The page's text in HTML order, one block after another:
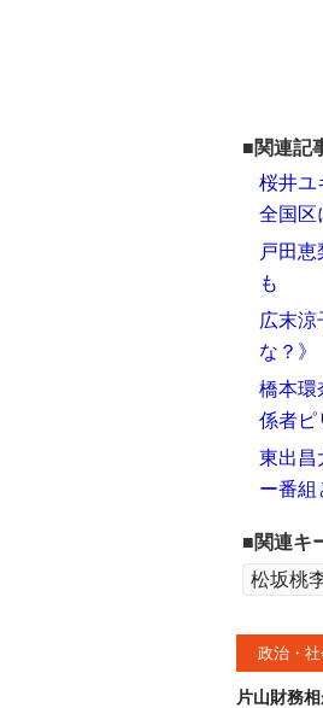
■関連記
桜井ユ
全国区
戸田
も
広末
な？》
橋本環
係者ピ
東出昌
ー番組
■関連キ
松坂桃
政治・社
片山財務